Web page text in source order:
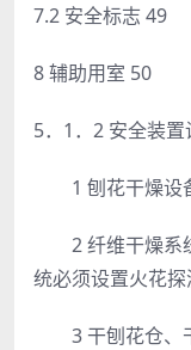
7.2 安全标志 49
8 辅助用室 50
5．1．2 安全装置
1 刨花干燥设
2 纤维干燥系
统必须设置火花探
3 干刨花仓、